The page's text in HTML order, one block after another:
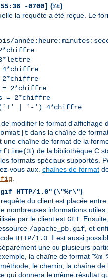
-0700] (%t)
la requête a été reçue. Le
4*chiffre
2*chiffre
= 2*chiffre
= 2*chiffre
(`+' | `-') 4*chiffre
modifier le format d'affichage
dans la chaîne de
une chaîne de format de la
de la bibliothèque C
formats spéciaux supportés.
vous aux. chaînes de format
HTTP/1.0" (\"%r\")
du client est placée entre
nombreuses informations utiles.
par le client est GET .
/apache_pb.gif , et
HTTP/1.0 . Il est aussi
une ou plusieurs
la chaîne de format "%m
le chemin, la chaîne de
qui donnera le même résultat